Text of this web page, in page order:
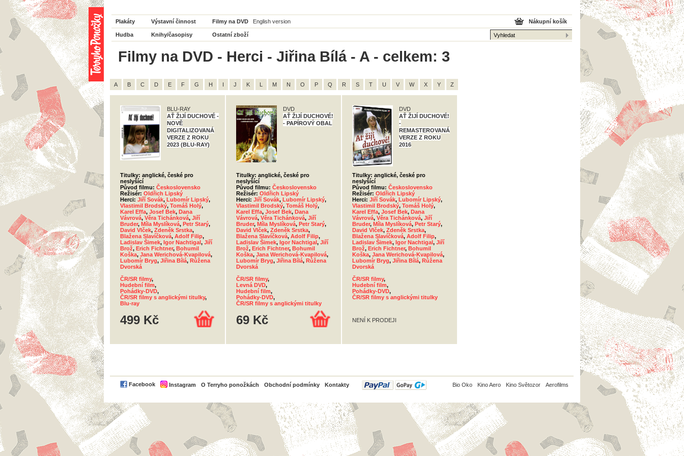
Plakáty Výstavní činnost Filmy na DVD English version
Hudba Knihy/časopisy Ostatní zboží
Nákupní košík
Filmy na DVD - Herci - Jiřina Bílá - A - celkem: 3
A B C D E F G H I J K L M N O P Q R S T U V W X Y Z
BLU-RAY
AŤ ŽIJÍ DUCHOVÉ -
NOVĚ
DIGITALIZOVANÁ
VERZE Z ROKU
2023 (BLU-RAY)
Titulky: anglické, české pro
neslyšící
Původ filmu: Československo
Režisér: Oldřich Lipský
Herci: Jiří Sovák, Lubomír Lipský,
Vlastimil Brodský, Tomáš Holý,
Karel Effa, Josef Bek, Dana
Vávrová, Věra Tichánková, Jiří
Bruder, Míla Myslíková, Petr Starý,
David Vlček, Zdeněk Srstka,
Blažena Slavíčková, Adolf Filip,
Ladislav Šimek, Igor Nachtigal, Jiří
Brož, Erich Fichtner, Bohumil
Koška, Jana Werichová-Kvapilová,
Lubomír Bryg, Jiřina Bílá, Růžena
Dvorská
ČR/SR filmy,
Hudební film,
Pohádky-DVD,
ČR/SR filmy s anglickými titulky,
Blu-ray
499 Kč
DVD
AŤ ŽIJÍ DUCHOVÉ!
- PAPÍROVÝ OBAL
Titulky: anglické, české pro
neslyšící
Původ filmu: Československo
Režisér: Oldřich Lipský
Herci: Jiří Sovák, Lubomír Lipský,
Vlastimil Brodský, Tomáš Holý,
Karel Effa, Josef Bek, Dana
Vávrová, Věra Tichánková, Jiří
Bruder, Míla Myslíková, Petr Starý,
David Vlček, Zdeněk Srstka,
Blažena Slavíčková, Adolf Filip,
Ladislav Šimek, Igor Nachtigal, Jiří
Brož, Erich Fichtner, Bohumil
Koška, Jana Werichová-Kvapilová,
Lubomír Bryg, Jiřina Bílá, Růžena
Dvorská
ČR/SR filmy,
Levná DVD,
Hudební film,
Pohádky-DVD,
ČR/SR filmy s anglickými titulky
69 Kč
DVD
AŤ ŽIJÍ DUCHOVÉ!
-
REMASTEROVANÁ
VERZE Z ROKU
2016
Titulky: anglické, české pro
neslyšící
Původ filmu: Československo
Režisér: Oldřich Lipský
Herci: Jiří Sovák, Lubomír Lipský,
Vlastimil Brodský, Tomáš Holý,
Karel Effa, Josef Bek, Dana
Vávrová, Věra Tichánková, Jiří
Bruder, Míla Myslíková, Petr Starý,
David Vlček, Zdeněk Srstka,
Blažena Slavíčková, Adolf Filip,
Ladislav Šimek, Igor Nachtigal, Jiří
Brož, Erich Fichtner, Bohumil
Koška, Jana Werichová-Kvapilová,
Lubomír Bryg, Jiřina Bílá, Růžena
Dvorská
ČR/SR filmy,
Hudební film,
Pohádky-DVD,
ČR/SR filmy s anglickými titulky
NENÍ K PRODEJI
Facebook Instagram O Terryho ponožkách Obchodní podmínky Kontakty
PayPal Bio Oko Kino Aero Kino Světozor Aerofilms